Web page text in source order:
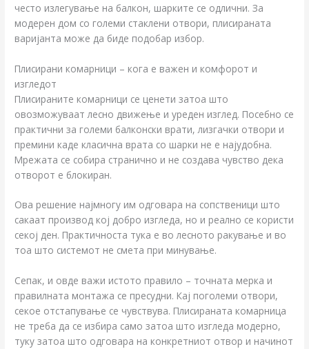
често излегување на балкон, шарките се одлични. За
модерен дом со големи стаклени отвори, плисираната
варијанта може да биде подобар избор.
Плисирани комарници – кога е важен и комфорот и
изгледот
Плисираните комарници се ценети затоа што
овозможуваат лесно движење и уреден изглед. Посебно се
практични за големи балконски врати, лизгачки отвори и
премини каде класична врата со шарки не е најудобна.
Мрежата се собира странично и не создава чувство дека
отворот е блокиран.
Ова решение најмногу им одговара на сопственици што
сакаат производ кој добро изгледа, но и реално се користи
секој ден. Практичноста тука е во лесното ракување и во
тоа што системот не смета при минување.
Сепак, и овде важи истото правило – точната мерка и
правилната монтажа се пресудни. Кај поголеми отвори,
секое отстапување се чувствува. Плисираната комарница
не треба да се избира само затоа што изгледа модерно,
туку затоа што одговара на конкретниот отвор и начинот